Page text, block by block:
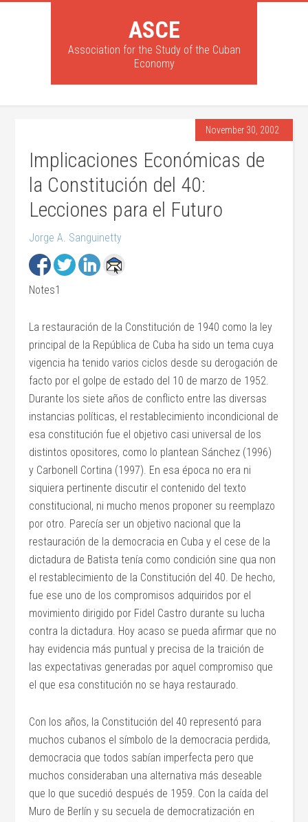
ASCE
Association for the Study of the Cuban
Economy
November 30, 2002
Implicaciones Económicas de
la Constitución del 40:
Lecciones para el Futuro
Jorge A. Sanguinetty
Notes1
La restauración de la Constitución de 1940 como la ley
principal de la República de Cuba ha sido un tema cuya
vigencia ha tenido varios ciclos desde su derogación de
facto por el golpe de estado del 10 de marzo de 1952.
Durante los siete años de conflicto entre las diversas
instancias políticas, el restablecimiento incondicional de
esa constitución fue el objetivo casi universal de los
distintos opositores, como lo plantean Sánchez (1996)
y Carbonell Cortina (1997). En esa época no era ni
siquiera pertinente discutir el contenido del texto
constitucional, ni mucho menos proponer su reemplazo
por otro. Parecía ser un objetivo nacional que la
restauración de la democracia en Cuba y el cese de la
dictadura de Batista tenía como condición sine qua non
el restablecimiento de la Constitución del 40. De hecho,
fue ese uno de los compromisos adquiridos por el
movimiento dirigido por Fidel Castro durante su lucha
contra la dictadura. Hoy acaso se pueda afirmar que no
hay evidencia más puntual y precisa de la traición de
las expectativas generadas por aquel compromiso que
el que esa constitución no se haya restaurado.
Con los años, la Constitución del 40 representó para
muchos cubanos el símbolo de la democracia perdida,
democracia que todos sabían imperfecta pero que
muchos consideraban una alternativa más deseable
que lo que sucedió después de 1959. Con la caída del
Muro de Berlín y su secuela de democratización en